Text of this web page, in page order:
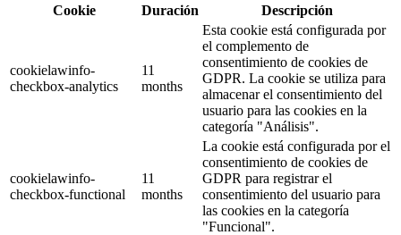
Cookie
Duración Descripción
cookielawinfo-
checkbox-analytics
11
months
Esta cookie está configurada por
el complemento de
consentimiento de cookies de
GDPR. La cookie se utiliza para
almacenar el consentimiento del
usuario para las cookies en la
categoría "Análisis".
cookielawinfo-
checkbox-functional
11
months
La cookie está configurada por el
consentimiento de cookies de
GDPR para registrar el
consentimiento del usuario para
las cookies en la categoría
"Funcional".